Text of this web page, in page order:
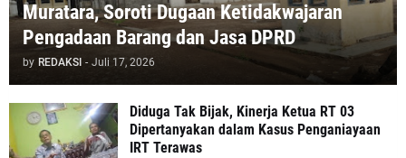
Muratara, Soroti Dugaan Ketidakwajaran
Pengadaan Barang dan Jasa DPRD
by REDAKSI - Juli 17, 2026
Diduga Tak Bijak, Kinerja Ketua RT 03
Dipertanyakan dalam Kasus Penganiayaan
IRT Terawas